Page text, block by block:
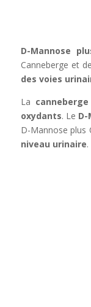
D-Mannose
Canneberge et
des voies
La canneberge
oxydants. Le D-
D-Mannose plus
niveau urinaire.